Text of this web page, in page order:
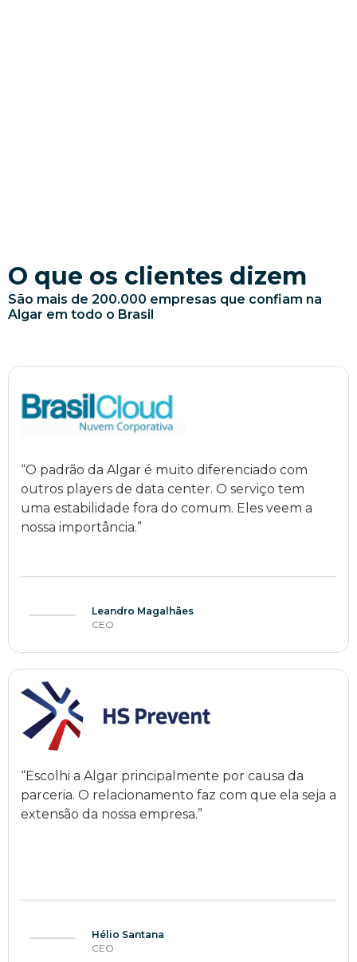
O que os clientes dizem
São mais de 200.000 empresas que confiam na
Algar em todo o Brasil
“O padrão da Algar é muito diferenciado com
outros players de data center. O serviço tem
uma estabilidade fora do comum. Eles veem a
nossa importância.”
Leandro Magalhães
CEO
“Escolhi a Algar principalmente por causa da
parceria. O relacionamento faz com que ela seja a
extensão da nossa empresa.”
Hélio Santana
CEO